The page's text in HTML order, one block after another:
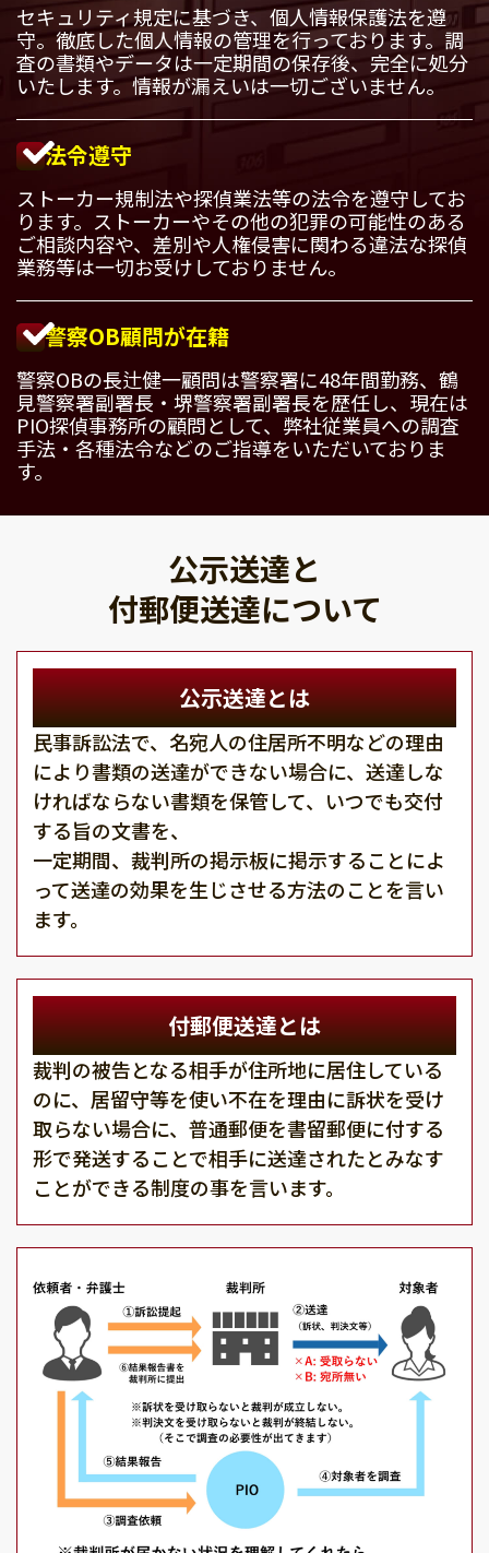
セキュリティ規定に基づき、個人情報保護法を遵
守。徹底した個人情報の管理を行っております。調
査の書類やデータは一定期間の保存後、完全に処分
いたします。情報が漏えいは一切ございません。
法令遵守
ストーカー規制法や探偵業法等の法令を遵守してお
ります。ストーカーやその他の犯罪の可能性のある
ご相談内容や、差別や人権侵害に関わる違法な探偵
業務等は一切お受けしておりません。
警察OB顧問が在籍
警察OBの長辻健一顧問は警察署に48年間勤務、鶴
見警察署副署長・堺警察署副署長を歴任し、現在は
PIO探偵事務所の顧問として、弊社従業員への調査
手法・各種法令などのご指導をいただいておりま
す。
公示送達と
付郵便送達について
公示送達とは
民事訴訟法で、名宛人の住居所不明などの理由
により書類の送達ができない場合に、送達しな
ければならない書類を保管して、いつでも交付
する旨の文書を、
一定期間、裁判所の掲示板に掲示することによ
って送達の効果を生じさせる方法のことを言い
ます。
付郵便送達とは
裁判の被告となる相手が住所地に居住している
のに、居留守等を使い不在を理由に訴状を受け
取らない場合に、普通郵便を書留郵便に付する
形で発送することで相手に送達されたとみなす
ことができる制度の事を言います。